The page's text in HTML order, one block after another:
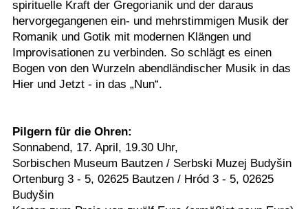
spirituelle Kraft der Gregorianik und der daraus
hervorgegangenen ein- und mehrstimmigen Musik der
Romanik und Gotik mit modernen Klängen und
Improvisationen zu verbinden. So schlägt es einen
Bogen von den Wurzeln abendländischer Musik in das
Hier und Jetzt - in das „Nun“.
Pilgern für die Ohren:
Sonnabend, 17. April, 19.30 Uhr,
Sorbischen Museum Bautzen / Serbski Muzej Budyšin
Ortenburg 3 - 5, 02625 Bautzen / Hród 3 - 5, 02625
Budyšin